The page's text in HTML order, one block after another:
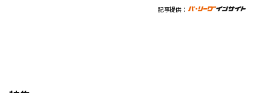
記事提供：